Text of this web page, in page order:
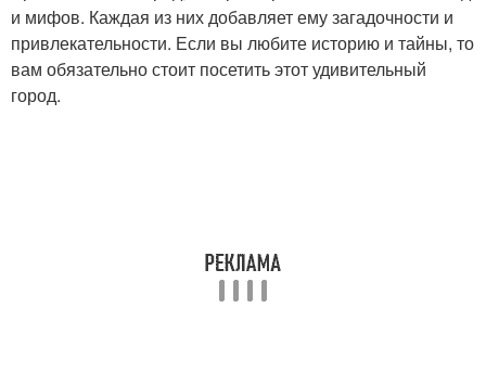
и мифов. Каждая из них добавляет ему загадочности и
привлекательности. Если вы любите историю и тайны, то
вам обязательно стоит посетить этот удивительный
город.